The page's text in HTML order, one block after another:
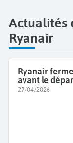
Actualités
Ryanair
Ryanair
avant le
27/04/2026